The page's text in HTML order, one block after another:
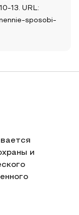
13. URL:
sposobi-
и